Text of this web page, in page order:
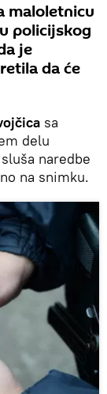
maloletnicu
policijskog
je
da će
sa
delu
naredbe
na snimku.